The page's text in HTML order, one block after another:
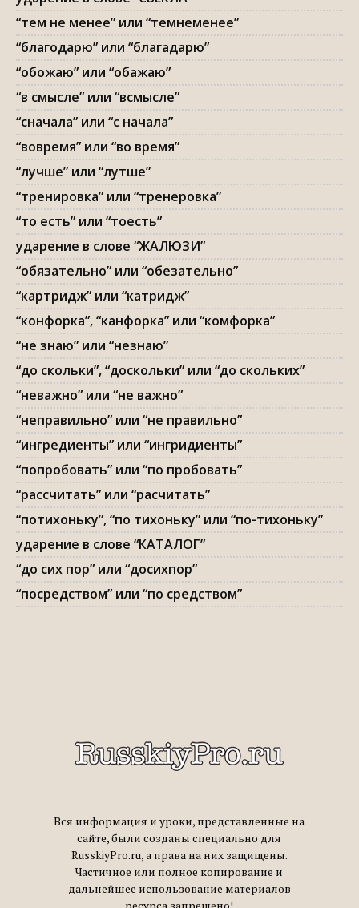
“тем не менее” или “темнеменее”
“благодарю” или “благадарю”
“обожаю” или “обажаю”
“в смысле” или “всмысле”
“сначала” или “с начала”
“вовремя” или “во время”
“лучше” или “лутше”
“тренировка” или “тренеровка”
“то есть” или “тоесть”
ударение в слове “ЖАЛЮЗИ”
“обязательно” или “обезательно”
“картридж” или “катридж”
“конфорка”, “канфорка” или “комфорка”
“не знаю” или “незнаю”
“до скольки”, “доскольки” или “до скольких”
“неважно” или “не важно”
“неправильно” или “не правильно”
“ингредиенты” или “ингридиенты”
“попробовать” или “по пробовать”
“рассчитать” или “расчитать”
“потихоньку”, “по тихоньку” или “по-тихоньку”
ударение в слове “КАТАЛОГ”
“до сих пор” или “досихпор”
“посредством” или “по средством”
Вся информация и уроки, представленные на
сайте, были созданы специально для
RusskiyPro.ru, а права на них защищены.
Частичное или полное копирование и
дальнейшее использование материалов